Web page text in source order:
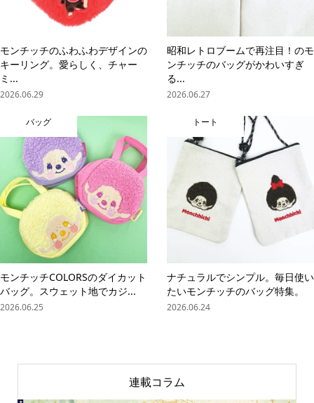
モンチッチのふわふわデザインの
キーリング。愛らしく、チャー
ミ...
2026.06.29
昭和レトロブームで再注目！のモ
ンチッチのバッグがかわいすぎ
る...
2026.06.27
バッグ
モンチッチCOLORSのダイカット
バッグ。スウェット地でカジ...
2026.06.25
トート
ナチュラルでシンプル。毎日使い
たいモンチッチのバッグ特集。
2026.06.24
連載コラム